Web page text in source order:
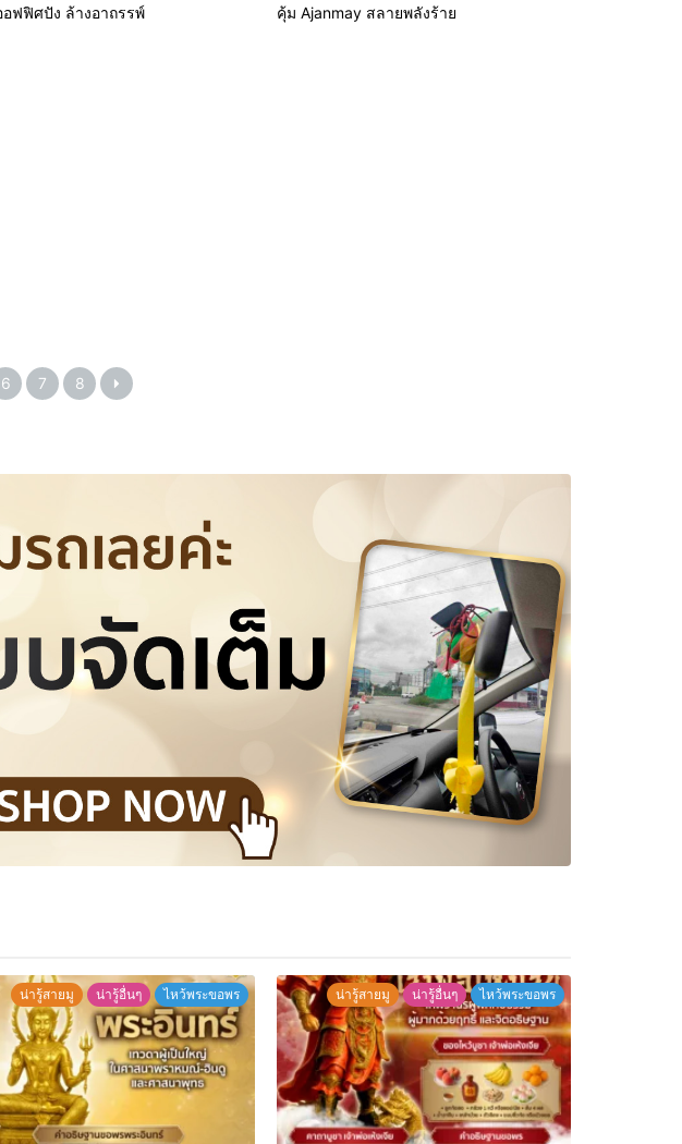
ฟฟิศปัง ล้างอาถรรพ์
คุ้ม Ajanmay สลายพลังร้าย
6 7 8
น่ารู้สายมู น่ารู้อื่นๆ ไหว้พระขอพร น่ารู้สายมู น่ารู้อื่นๆ ไหว้พระขอพร